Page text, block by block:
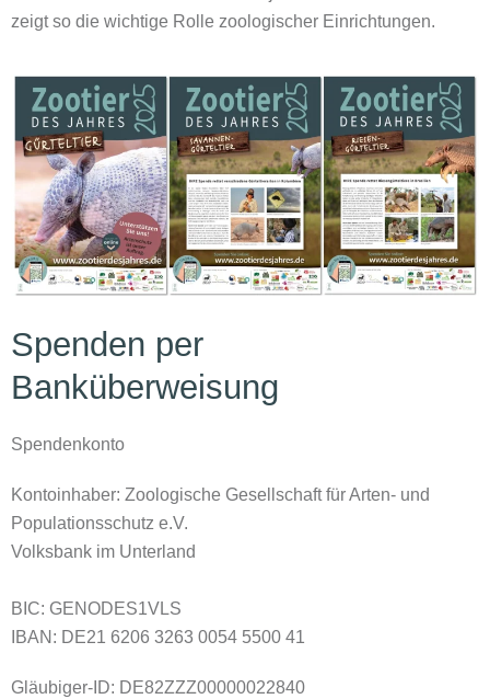
zeigt so die wichtige Rolle zoologischer Einrichtungen.
Spenden per
Banküberweisung
Spendenkonto
Kontoinhaber: Zoologische Gesellschaft für Arten- und
Populationsschutz e.V.
Volksbank im Unterland
BIC: GENODES1VLS
IBAN: DE21 6206 3263 0054 5500 41
Gläubiger-ID: DE82ZZZ00000022840